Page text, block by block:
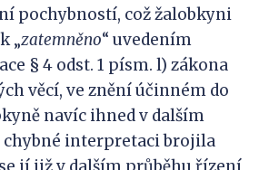
pochybností, což žalobkyni
„zatemněno“ uvedením
§ 4 odst. 1 písm. l) zákona
věcí, ve znění účinném do
navíc ihned v dalším
interpretaci brojila